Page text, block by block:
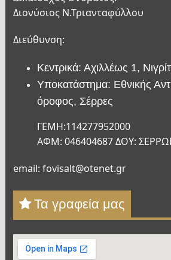
Διονύσιος Ν.Τριανταφύλλου
Διεύθυνση:
Κεντρικά: Αχιλλέως 1,
Υποκατάστημα: Εθνικής
όροφος, Σέρρες
ΓΕΜΗ:114277952000
ΑΦΜ: 046404687 ΔΟΥ:
email: fovisalt@otenet.gr
Τα γραφεία μας